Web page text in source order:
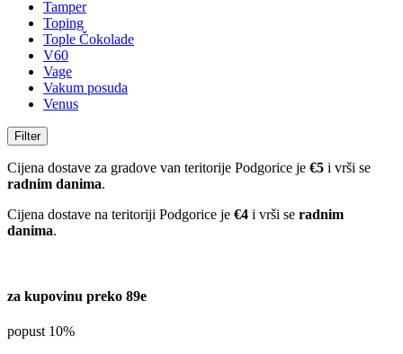
Tamper
Toping
Tople Čokolade
V60
Vage
Vakum posuda
Venus
Filter
Cijena dostave za gradove van teritorije Podgorice je €5 i vrši se
radnim danima.
Cijena dostave na teritoriji Podgorice je €4 i vrši se radnim
danima.
za kupovinu preko 89e
popust 10%